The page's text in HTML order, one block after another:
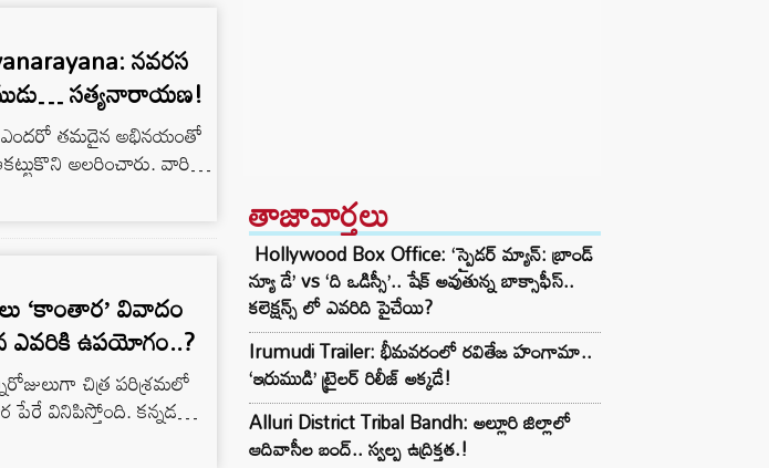
న‌వ‌ర‌స
స‌త్య‌నారాయ‌ణ‌!
ఎంద‌రో త‌మ‌దైన అభిన‌యంతో
అల‌రించారు. వారిలో
మ‌రికొంద‌రు
‘కాంతార’ వివాదం
ఎవరికి ఉపయోగం..?
చిత్ర పరిశ్రమలో
వినిపిస్తోంది. కన్నడ
నటించిన ఈ చిత్రం
తాజావార్తలు
Hollywood Box Office: ‘స్పైడర్ మ్యాన్: బ్రాండ్
న్యూ డే’ vs ‘ది ఒడిస్సీ’.. షేక్ అవుతున్న బాక్సాఫీస్..
కలెక్షన్స్ లో ఎవరిది పైచేయి?
Irumudi Trailer: భీమవరంలో రవితేజ హంగామా..
‘ఇరుముడి’ ట్రైలర్ రిలీజ్ అక్కడే!
Alluri District Tribal Bandh: అల్లూరి జిల్లాలో
ఆదివాసీల బంద్.. స్వల్ప ఉద్రిక్తత.!